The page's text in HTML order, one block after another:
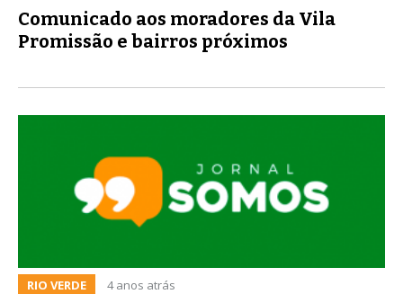
Comunicado aos moradores da Vila
Promissão e bairros próximos
RIO VERDE 4 anos atrás